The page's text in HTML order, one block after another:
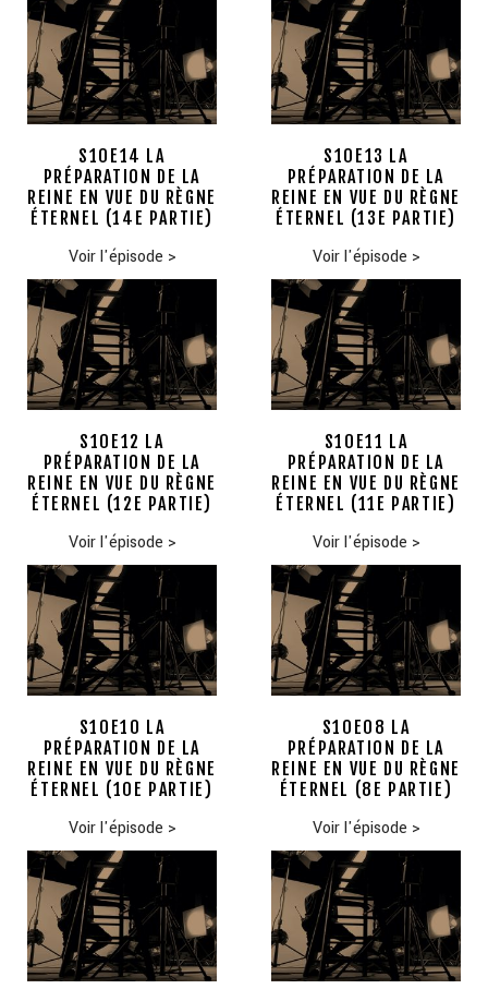
S10E14 LA
PRÉPARATION DE LA
REINE EN VUE DU RÈGNE
ÉTERNEL (14E PARTIE)
Voir l'épisode >
S10E13 LA
PRÉPARATION DE LA
REINE EN VUE DU RÈGNE
ÉTERNEL (13E PARTIE)
Voir l'épisode >
S10E12 LA
PRÉPARATION DE LA
REINE EN VUE DU RÈGNE
ÉTERNEL (12E PARTIE)
Voir l'épisode >
S10E11 LA
PRÉPARATION DE LA
REINE EN VUE DU RÈGNE
ÉTERNEL (11E PARTIE)
Voir l'épisode >
S10E10 LA
PRÉPARATION DE LA
REINE EN VUE DU RÈGNE
ÉTERNEL (10E PARTIE)
Voir l'épisode >
S10E08 LA
PRÉPARATION DE LA
REINE EN VUE DU RÈGNE
ÉTERNEL (8E PARTIE)
Voir l'épisode >